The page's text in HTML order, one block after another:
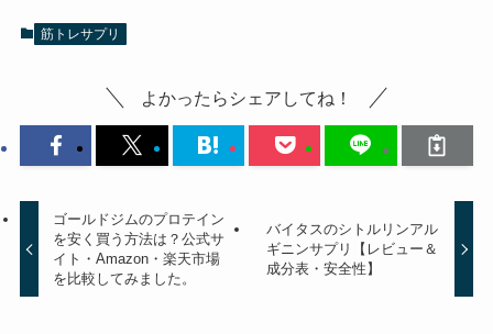
筋トレサプリ
よかったらシェアしてね！
ゴールドジムのプロテイン
を安く買う方法は？公式サ
イト・Amazon・楽天市場
を比較してみました。
バイタスのシトルリンアル
ギニンサプリ【レビュー＆
成分表・安全性】